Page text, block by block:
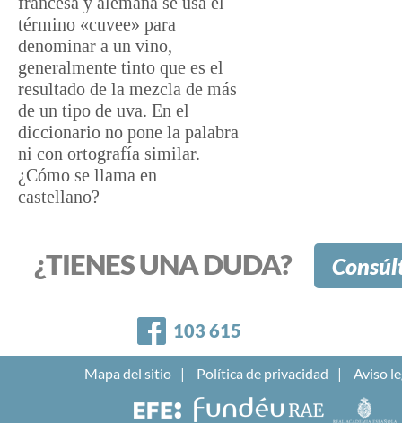
término «cuvee» para
denominar a un vino,
generalmente tinto que es el
resultado de la mezcla de más
de un tipo de uva. En el
diccionario no pone la palabra
ni con ortografía similar.
¿Cómo se llama en
castellano?
¿TIENES UNA DUDA?
Facebook
103 615
Mapa del sitio Política de privacidad Aviso